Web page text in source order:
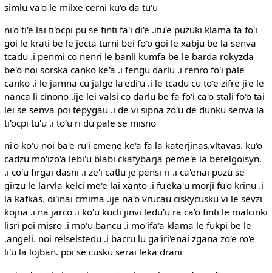
simlu va'o le milxe cerni ku'o da tu'u
ni'o ti'e lai ti'ocpi pu se finti fa'i di'e .itu'e puzuki klama fa fo'i
goi le krati be le jecta turni bei fo'o goi le xabju be la senva
tcadu .i penmi co nenri le banli kumfa be le barda rokyzda
be'o noi sorska canko ke'a .i fengu darlu .i renro fo'i pale
canko .i le jamna cu jalge la'edi'u .i le tcadu cu to'e zifre ji'e le
nanca li cinono .ije lei valsi co darlu be fa fo'i ca'o stali fo'o tai
lei se senva poi tepygau .i de vi sipna zo'u de dunku senva la
ti'ocpi tu'u .i to'u ri du pale se misno
ni'o ko'u noi ba'e ru'i cmene ke'a fa la katerjinas.vltavas. ku'o
cadzu mo'izo'a lebi'u blabi ckafybarja peme'e la betelgoisyn.
.i co'u firgai dasni .i ze'i catlu je pensi ri .i ca'enai puzu se
girzu le larvla kelci me'e lai xanto .i fu'eka'u morji fu'o krinu .i
la kafkas. di'inai cmima .ije na'o vrucau ciskycusku vi le sevzi
kojna .i na jarco .i ko'u kucli jinvi ledu'u ra ca'o finti le malcinki
lisri poi misro .i mo'u bancu .i mo'ifa'a klama le fukpi be le
.angeli. noi relselstedu .i bacru lu ga'iri'enai zgana zo'e ro'e
li'u la lojban. poi se cusku serai leka drani